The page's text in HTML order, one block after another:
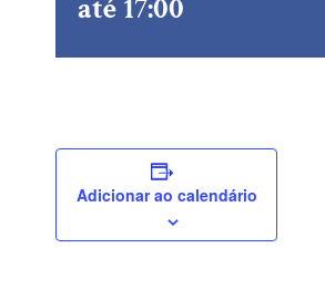
até 17:00
Adicionar ao calendário